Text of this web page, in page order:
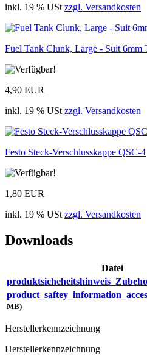
inkl. 19 % USt zzgl. Versandkosten
Fuel Tank Clunk, Large - Suit 6mm
4,90 EUR
inkl. 19 % USt zzgl. Versandkosten
Festo Steck-Verschlusskappe QSC-4
1,80 EUR
inkl. 19 % USt zzgl. Versandkosten
Downloads
Datei
MB)
Herstellerkennzeichnung
Herstellerkennzeichnung